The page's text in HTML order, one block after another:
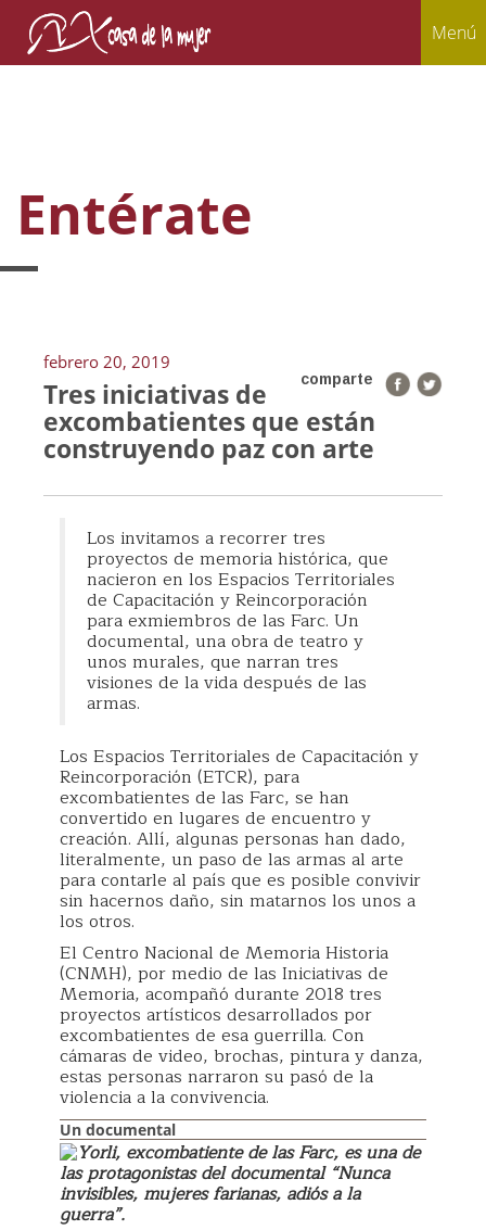
Menú
Entérate
febrero 20, 2019
comparte
Tres iniciativas de
excombatientes que están
construyendo paz con arte
Los invitamos a recorrer tres
proyectos de memoria histórica, que
nacieron en los Espacios Territoriales
de Capacitación y Reincorporación
para exmiembros de las Farc. Un
documental, una obra de teatro y
unos murales, que narran tres
visiones de la vida después de las
armas.
Los Espacios Territoriales de Capacitación y
Reincorporación (ETCR), para
excombatientes de las Farc, se han
convertido en lugares de encuentro y
creación. Allí, algunas personas han dado,
literalmente, un paso de las armas al arte
para contarle al país que es posible convivir
sin hacernos daño, sin matarnos los unos a
los otros.
El Centro Nacional de Memoria Historia
(CNMH), por medio de las Iniciativas de
Memoria, acompañó durante 2018 tres
proyectos artísticos desarrollados por
excombatientes de esa guerrilla. Con
cámaras de video, brochas, pintura y danza,
estas personas narraron su pasó de la
violencia a la convivencia.
Un documental